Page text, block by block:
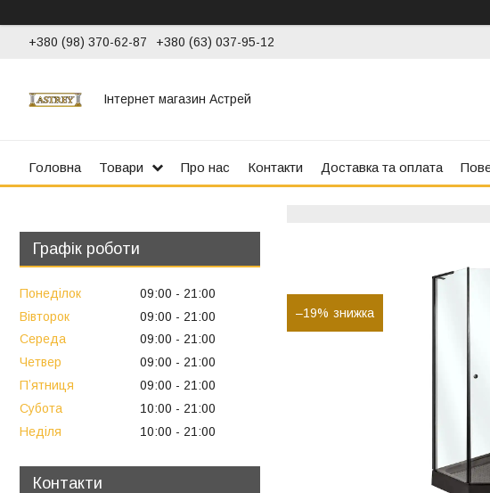
+380 (98) 370-62-87 +380 (63) 037-95-12
Інтернет магазин Астрей
Головна Товари Про нас Контакти Доставка та оплата
–19%
Графік роботи
Понеділок 09:00
21:00
Вівторок
09:00
21:00
Середа
09:00
21:00
Четвер
09:00
21:00
Пʼятниця
09:00
21:00
Субота
10:00
21:00
Неділя
10:00 21:00
Контакти